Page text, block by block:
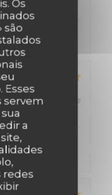
Os
são
servem
a
redes
avec du choix
:5/5 quality_price
bon conseil